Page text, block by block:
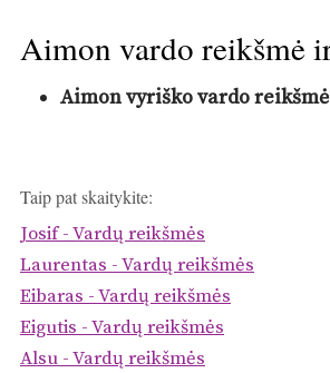
Aimon vardo reikšmė
Aimon vyriško vardo reikšmė
Taip pat skaitykite:
Josif - Vardų reikšmės
Laurentas - Vardų reikšmės
Eibaras - Vardų reikšmės
Eigutis - Vardų reikšmės
Alsu - Vardų reikšmės